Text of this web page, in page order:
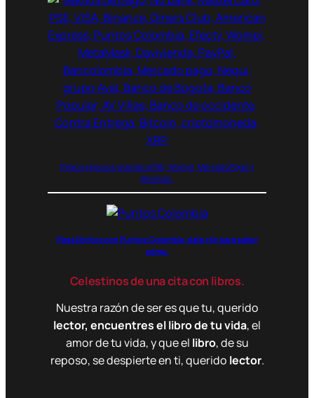
Pagos seguros gracias a PSE, Wompi, MercadoPago y
Binance.
Paga libritos con Puntos Colombia, dale clic para saber
cómo.
Celestinos de una cita con libros.
Nuestra razón de ser es que tu, querido
lector, encuentres el libro de tu vida, el
amor de tu vida, y que el libro, de su
reposo, se despierte en ti, querido lector.